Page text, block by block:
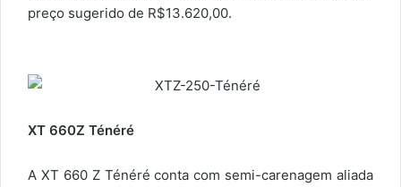
preço sugerido de R$13.620,00.
XT 660Z Ténéré
A XT 660 Z Ténéré conta com semi-carenagem aliada